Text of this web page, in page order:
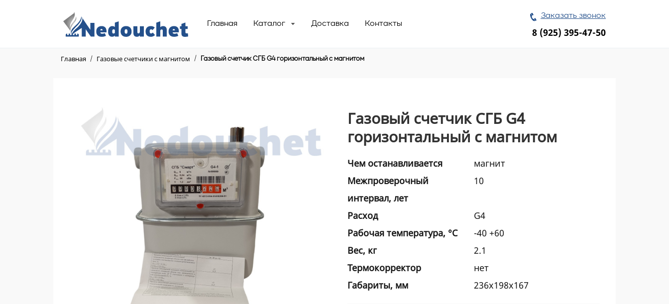
Главная Каталог
Приборы для электросчетчиков
Доставка Контакты
8 (925) 395-47-50
Заказать звонок
Главная Газовые счетчики с магнитом Газовый счетчик СГБ G4 горизонтальный с магнитом
Газовый счетчик СГБ G4
горизонтальный с магнитом
Чем останавливается
магнит
Межпроверочный
интервал, лет
10
Расход
G4
Рабочая температура, °C
-40 +60
Вес, кг
2.1
Термокорректор
нет
Габариты, мм
236x198x167